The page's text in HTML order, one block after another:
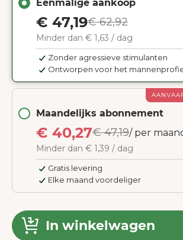
Maandelijks abonnement
€ 40,27€ 47,19/ per
Minder dan € 1,39 / dag
Gratis levering
Elke maand voordeliger
Eenmalige aankoop
€ 47,19€ 62,92
Minder dan € 1,63 / dag
Zonder agressieve stimulanten
Ontworpen voor het
In winkelwagen